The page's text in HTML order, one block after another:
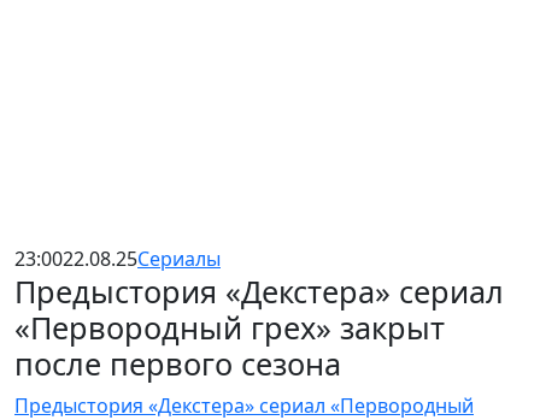
23:0022.08.25Сериалы
Предыстория «Декстера» сериал
«Первородный грех» закрыт
после первого сезона
Предыстория «Декстера» сериал «Первородный